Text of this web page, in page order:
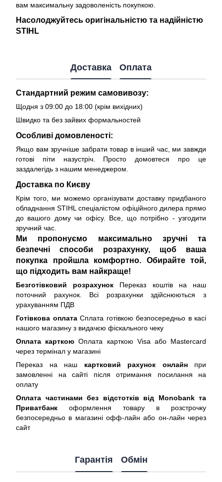
вам максимальну задоволеність покупкою.
Насолоджуйтесь оригінальністю та надійністю
STIHL
Доставка Оплата
Стандартний режим самовивозу:
Щодня з 09:00 до 18:00 (крім вихідних)
Швидко та без зайвих формальностей
Особливі домовленості:
Якщо вам зручніше забрати товар в інший час, ми завжди
готові піти назустріч. Просто домовтеся про це
заздалегідь з нашим менеджером.
Доставка по Києву
Крім того, ми можемо організувати доставку придбаного
обладнання STIHL спеціалістом офіційного дилера прямо
до вашого дому чи офісу. Все, що потрібно - узгодити
зручний час.
Ми пропонуємо максимально зручні та
безпечні способи розрахунку, щоб ваша
покупка пройшла комфортно. Обирайте той,
що підходить вам найкраще!
Безготівковий розрахунок Переказ коштів на наш
поточний рахунок. Всі розрахунки здійснюються з
урахуванням ПДВ
Готівкова оплатаСплата готівкою безпосередньо в касі
нашого магазину з видачєю фіскального чеку
Оплата карткою Оплата карткою Visa або Mastercard
через термінал у магазині
Переказ на наш картковий рахунок онлайнпри
замовленні на сайті після отримання посилання на
оплату
Оплата частинами без відстотків від Monobank та
Приватбанк оформлення товару в розстрочку
безпосередньо в магазині офф-лайн або он-лайн через
сайт
Гарантія Обмін